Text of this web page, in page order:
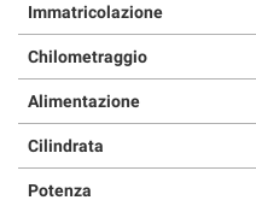
Immatricolazione
Chilometraggio
Alimentazione
Cilindrata
Potenza